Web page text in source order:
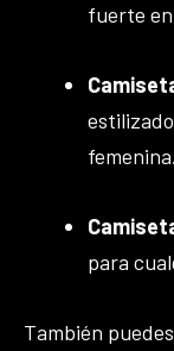
fuerte
femenina.
para
También